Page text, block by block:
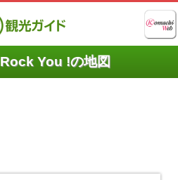
Rock You !の地図